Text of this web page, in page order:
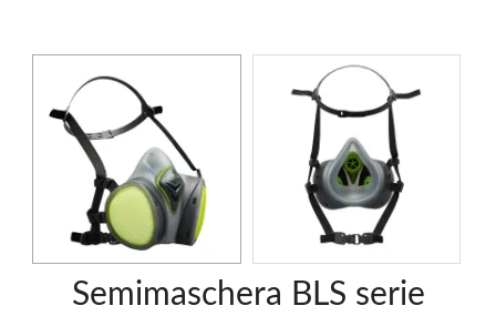
Semimaschera BLS serie